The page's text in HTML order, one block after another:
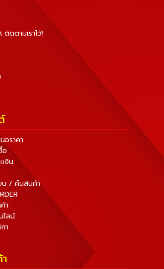
ติดตามเราไว้!
อราคา
อ
เงิน
ยน / คืนสินค้า
า
ไลน์
า